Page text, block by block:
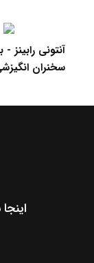
جملات انگیزشی
بخشیدن به شما